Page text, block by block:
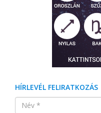
HÍRLEVÉL FELIRATKOZÁS